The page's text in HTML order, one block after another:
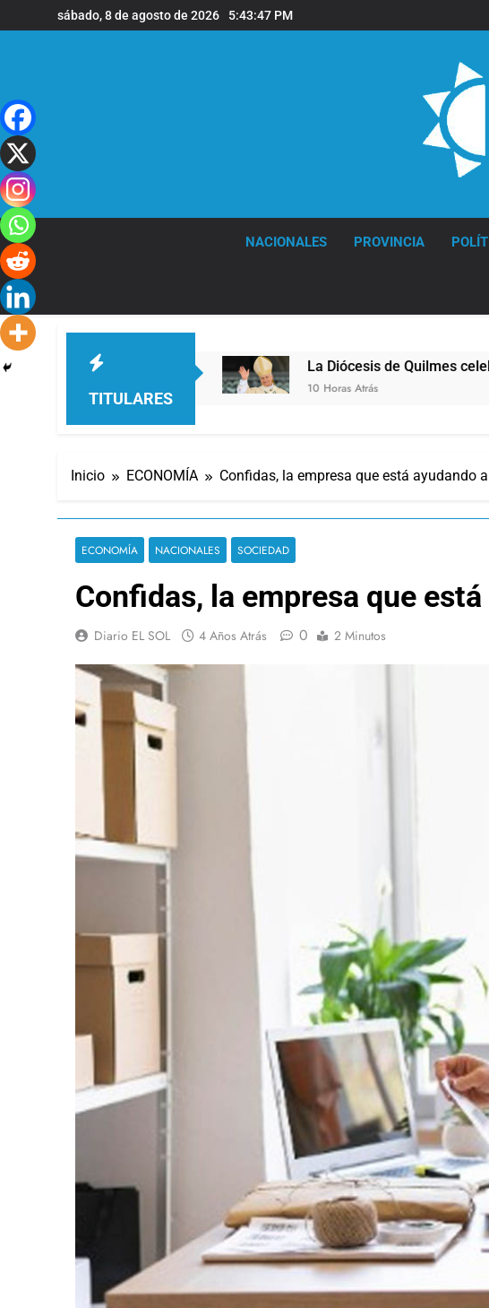
al
sábado, 8 de agosto de 2026 5:43:48 PM
NACIONALES PROVINCIA
TITULARES
Quilmes La Diócesis de Quilmes celebró la visita del
10 Horas Atrás
Inicio ECONOMÍA Confidas, la empresa que está ayudando
ECONOMÍA NACIONALES SOCIEDAD
Confidas, la empresa que
Diario EL SOL 4 Años Atrás 0 2 Minutos